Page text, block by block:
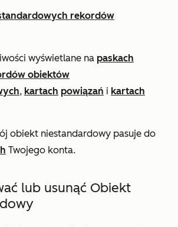
rekordów
wyświetlane na paskach
obiektów
, kartach powiązań i kartach
obiekt niestandardowy pasuje do
Twojego konta.
lub usunąć Obiekt